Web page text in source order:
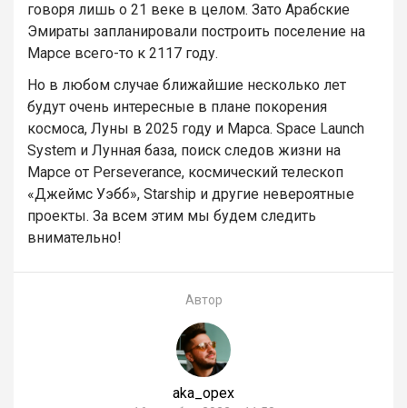
говоря лишь о 21 веке в целом. Зато Арабские
Эмираты запланировали построить поселение на
Марсе всего-то к 2117 году.
Но в любом случае ближайшие несколько лет
будут очень интересные в плане покорения
космоса, Луны в 2025 году и Марса. Space Launch
System и Лунная база, поиск следов жизни на
Марсе от Perseverance, космический телескоп
«Джеймс Уэбб», Starship и другие невероятные
проекты. За всем этим мы будем следить
внимательно!
Автор
aka_opex